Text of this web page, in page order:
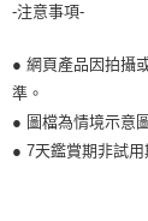
-注意事項-
● 網頁產品因拍攝
準。
● 圖檔為情境示意
● 7天鑑賞期非試